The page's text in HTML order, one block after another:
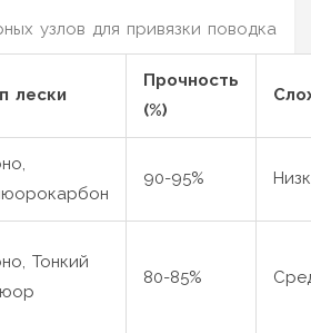
узлов для привязки поводка
лески
Прочность
(%)
90-95%
Тонкий
80-85%